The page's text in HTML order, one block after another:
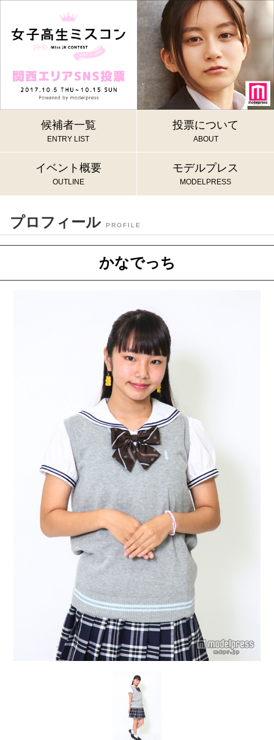
候補者一覧
ENTRY LIST
投票について
ABOUT
イベント概要
OUTLINE
モデルプレス
MODELPRESS
プロフィール PROFILE
かなでっち